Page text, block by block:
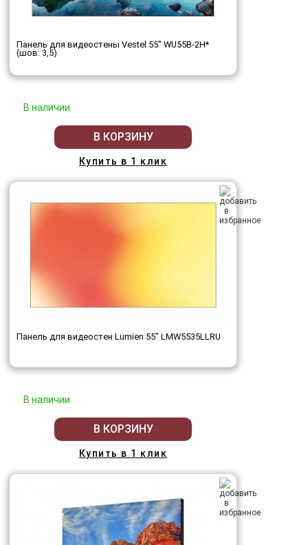
Панель для видеостены Vestel 55" WU55B-2H*
(шов: 3,5)
В наличии
В КОРЗИНУ
Купить в 1 клик
Панель для видеостен Lumien 55" LMW5535LLRU
В наличии
В КОРЗИНУ
Купить в 1 клик